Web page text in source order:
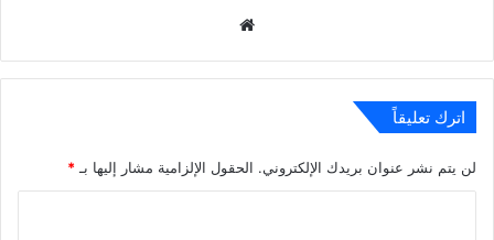
اترك تعليقاً
لن يتم نشر عنوان بريدك الإلكتروني. الحقول الإلزامية مشار إليها بـ *